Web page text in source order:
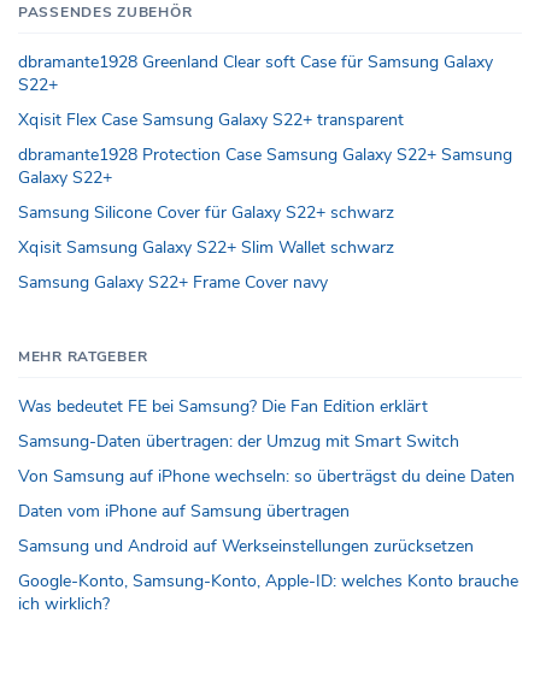
PASSENDES ZUBEHÖR
dbramante1928 Greenland Clear soft Case für Samsung Galaxy
S22+
Xqisit Flex Case Samsung Galaxy S22+ transparent
dbramante1928 Protection Case Samsung Galaxy S22+ Samsung
Galaxy S22+
Samsung Silicone Cover für Galaxy S22+ schwarz
Xqisit Samsung Galaxy S22+ Slim Wallet schwarz
Samsung Galaxy S22+ Frame Cover navy
MEHR RATGEBER
Was bedeutet FE bei Samsung? Die Fan Edition erklärt
Samsung-Daten übertragen: der Umzug mit Smart Switch
Von Samsung auf iPhone wechseln: so überträgst du deine Daten
Daten vom iPhone auf Samsung übertragen
Samsung und Android auf Werkseinstellungen zurücksetzen
Google-Konto, Samsung-Konto, Apple-ID: welches Konto brauche
ich wirklich?